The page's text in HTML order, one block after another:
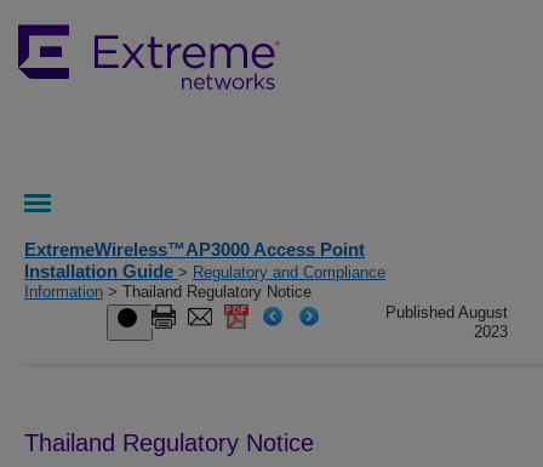
ExtremeWireless™AP3000 Access Point
Installation Guide > Regulatory and Compliance
Information > Thailand Regulatory Notice
Published August
2023
Thailand Regulatory Notice